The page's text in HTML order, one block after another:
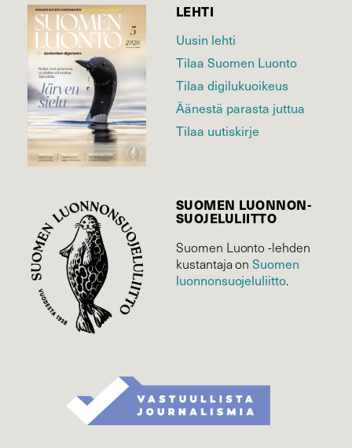
LEHTI
Uusin lehti
Tilaa Suomen Luonto
Tilaa digilukuoikeus
Äänestä parasta juttua
Tilaa uutiskirje
SUOMEN LUONNON­
SUOJELU­LIITTO
Suomen Luonto -lehden
kustantaja onSuomen
luonnonsuojelu­liitto.